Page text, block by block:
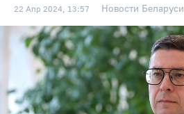
22 Апр 2024, 13:57 Новости Беларуси